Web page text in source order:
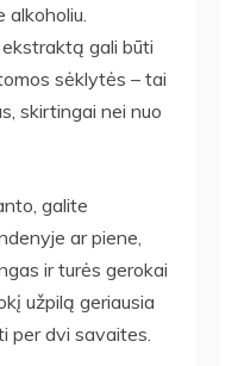
gali būti
sėklytės – tai
skirtingai nei nuo
galite
ar piene,
ir turės gerokai
užpilą geriausia
per dvi savaites.